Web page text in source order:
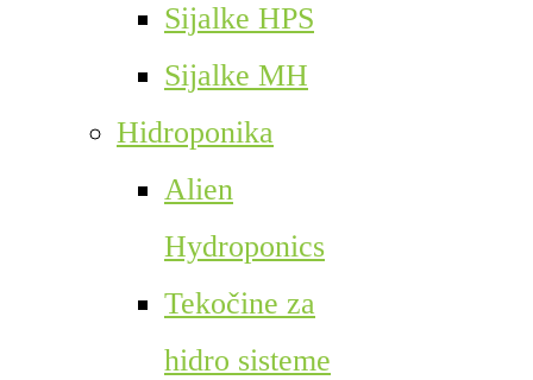
Sijalke HPS
Sijalke MH
Hidroponika
Alien
Hydroponics
Tekočine za
hidro sisteme